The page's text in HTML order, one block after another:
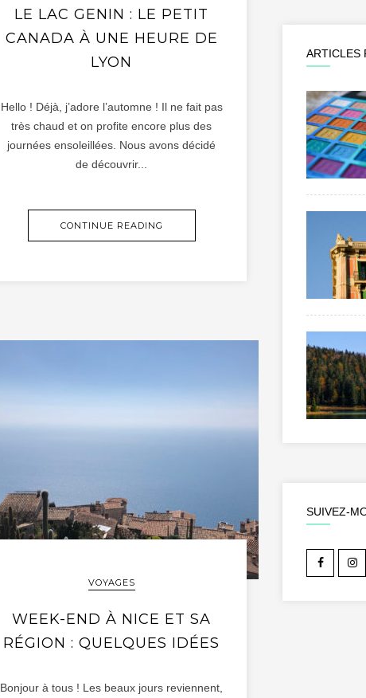
LE LAC GENIN : LE PETIT
CANADA À UNE HEURE DE
LYON
Hello ! Déjà, j’adore l’automne ! Il ne fait pas
très chaud et on profite encore plus des
journées ensoleillées. Nous avons décidé
de découvrir...
CONTINUE READING
VOYAGES
WEEK-END À NICE ET SA
RÉGION : QUELQUES IDÉES
Bonjour à tous ! Les beaux jours reviennent,
ARTICLES
SUIVEZ-